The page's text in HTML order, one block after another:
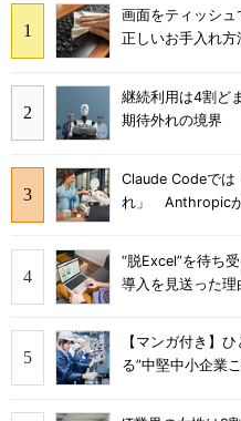
画面をティッシ
正しいお手入れ方
継続利用は4割ど
期待外れの境界
Claude Codeでは
れ」 Anthropic
“脱Excel”を待ち
導入を見送った理
【マンガ付き】
る”中堅中小企業